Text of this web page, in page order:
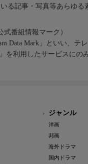
る記事・写真等あらゆる
式番組情報マーク）
Data Mark」といい、テ
を利用したサービスにの
ジャンル
洋画
邦画
海外ドラマ
国内ドラマ